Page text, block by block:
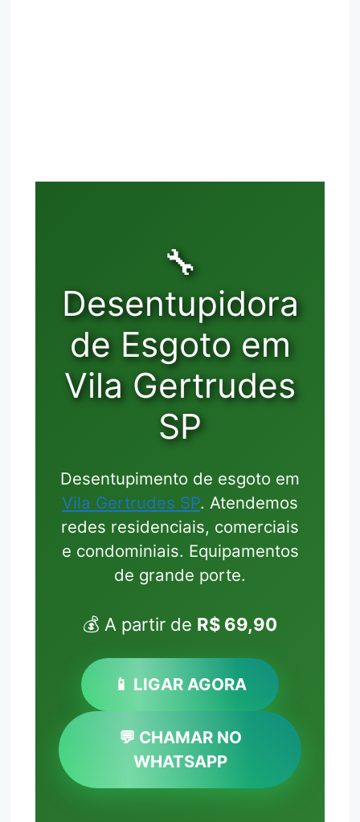
🔧
Desentupidora
de Esgoto em
Vila Gertrudes
SP
Desentupimento de esgoto em
Vila Gertrudes SP. Atendemos
redes residenciais, comerciais
e condominiais. Equipamentos
de grande porte.
💰 A partir de R$ 69,90
📱 LIGAR AGORA
💬 CHAMAR NO
WHATSAPP